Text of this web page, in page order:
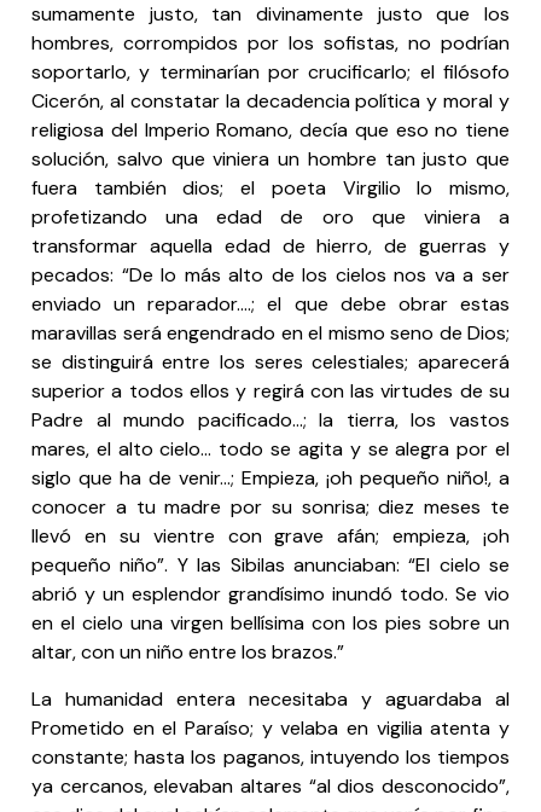
sumamente justo, tan divinamente justo que los
hombres, corrompidos por los sofistas, no podrían
soportarlo, y terminarían por crucificarlo; el filósofo
Cicerón, al constatar la decadencia política y moral y
religiosa del Imperio Romano, decía que eso no tiene
solución, salvo que viniera un hombre tan justo que
fuera también dios; el poeta Virgilio lo mismo,
profetizando una edad de oro que viniera a
transformar aquella edad de hierro, de guerras y
pecados: “De lo más alto de los cielos nos va a ser
enviado un reparador….; el que debe obrar estas
maravillas será engendrado en el mismo seno de Dios;
se distinguirá entre los seres celestiales; aparecerá
superior a todos ellos y regirá con las virtudes de su
Padre al mundo pacificado…; la tierra, los vastos
mares, el alto cielo… todo se agita y se alegra por el
siglo que ha de venir…; Empieza, ¡oh pequeño niño!, a
conocer a tu madre por su sonrisa; diez meses te
llevó en su vientre con grave afán; empieza, ¡oh
pequeño niño”. Y las Sibilas anunciaban: “El cielo se
abrió y un esplendor grandísimo inundó todo. Se vio
en el cielo una virgen bellísima con los pies sobre un
altar, con un niño entre los brazos.”
La humanidad entera necesitaba y aguardaba al
Prometido en el Paraíso; y velaba en vigilia atenta y
constante; hasta los paganos, intuyendo los tiempos
ya cercanos, elevaban altares “al dios desconocido”,